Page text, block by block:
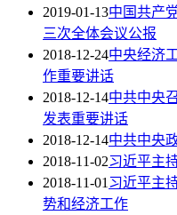
2019-01-13中国共产
三次全体会议公报
2018-12-24中央经济
作重要讲话
2018-12-14中共中央
发表重要讲话
2018-12-14中共中央
2018-11-02习近平主
2018-11-01习近平主
势和经济工作